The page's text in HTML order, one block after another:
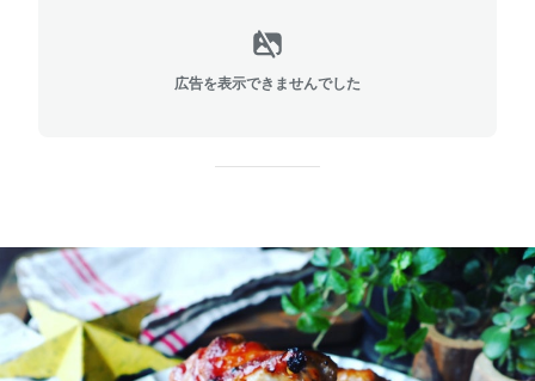
広告を表示できませんでした